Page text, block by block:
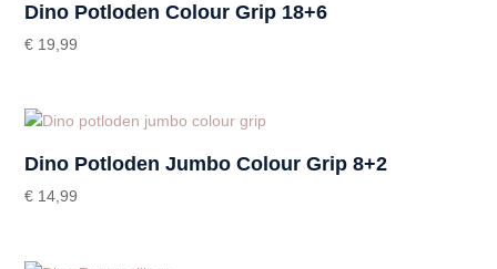
Dino Potloden Colour Grip 18+6
€ 19,99
Dino Potloden Jumbo Colour Grip 8+2
€ 14,99